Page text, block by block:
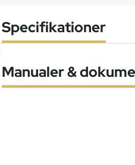
Specifikationer
Manualer &